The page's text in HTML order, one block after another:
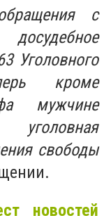
с
Уголовного
кроме
мужчине
свободы
новостей